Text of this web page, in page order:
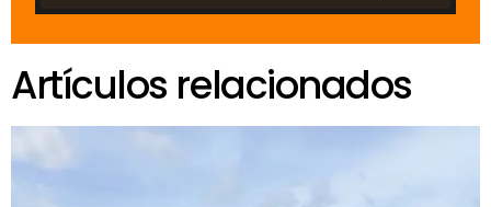
Artículos relacionados